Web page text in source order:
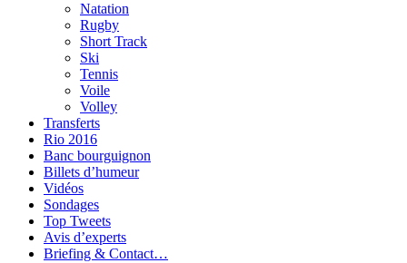
Natation
Rugby
Short Track
Ski
Tennis
Voile
Volley
Transferts
Rio 2016
Banc bourguignon
Billets d’humeur
Vidéos
Sondages
Top Tweets
Avis d’experts
Briefing & Contact…